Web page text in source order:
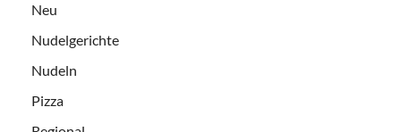
Neu
Nudelgerichte
Nudeln
Pizza